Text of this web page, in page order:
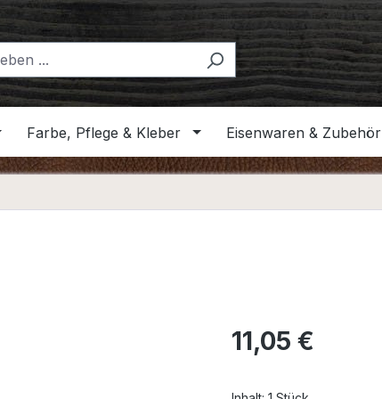
Farbe, Pflege & Kleber Eisenwaren & Zubehör
Regulärer Preis:
11,05 €